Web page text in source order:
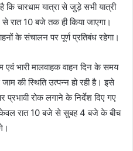
कि चारधाम यात्रा से जुड़े सभी यात्री
रात 10 बजे तक ही किया जाएगा।
के संचालन पर पूर्ण प्रतिबंध रहेगा।
भारी मालवाहक वाहन दिन के समय
जाम की स्थिति उत्पन्न हो रही है। इसे
रोक लगाने के निर्देश दिए गए
केवल रात 10 बजे से सुबह 4 बजे के बीच